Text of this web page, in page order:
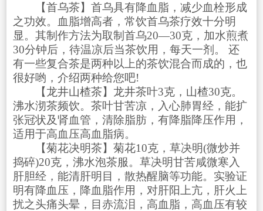
【首乌茶】首乌具有降血脂，减少血栓形成
之功效。血脂增高者，常饮首乌茶疗效十分明
显。其制作方法为取制首乌20—30克，加水煎煮
30分钟后，待温凉后当茶饮用，每天一剂。 还
有一些复合茶是两种以上的茶饮混合而成的，也
很好哟，介绍两种给您吧!
【龙井山楂茶】龙井茶叶3克，山楂30克。
沸水沏茶频饮。茶叶甘苦凉，入心肺胃经，能扩
张冠状及肾血管，清除脂肪，有降脂降压作用，
适用于高血压高血脂病。
【菊花决明茶】菊花10克，草决明(微炒并
捣碎)20克，沸水泡茶服。草决明甘苦咸微寒入
肝胆经，能清肝明目，散热醒脑等功能。实验证
明有降血压，降血脂作用，对肝阳上亢，肝火上
扰之头痛头晕，目赤流泪，高血脂，高血压有较